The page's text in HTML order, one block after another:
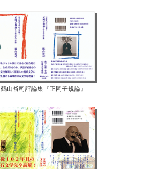
鶴山裕司評論集『正岡子規論』